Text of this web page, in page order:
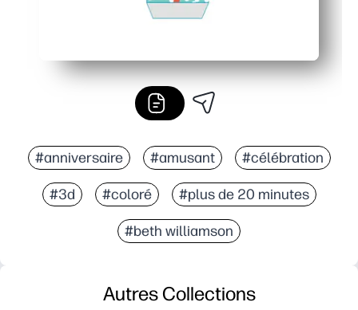
#anniversaire #amusant #célébration
#3d #coloré #plus de 20 minutes
#beth williamson
Autres Collections